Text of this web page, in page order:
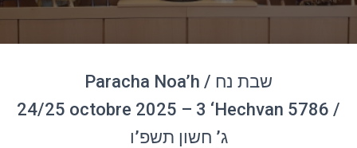
Paracha Noa’h / שבת נח
24/25 octobre 2025 – 3 ‘Hechvan 5786 /
ג’ חשון תשפ’ו